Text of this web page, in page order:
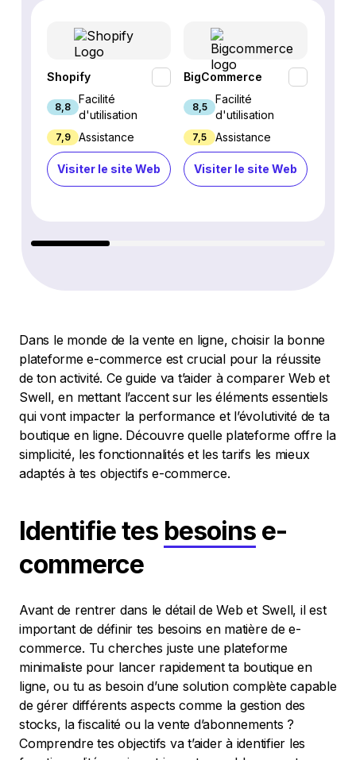
Shopify
8,8
Facilité
d'utilisation
7,9 Assistance
Visiter le site Web
BigCommerce
8,5
Facilité
d'utilisation
7,5 Assistance
Visiter le site Web
Dans le monde de la vente en ligne, choisir la bonne
plateforme e-commerce est crucial pour la réussite
de ton activité. Ce guide va t’aider à comparer Web et
Swell, en mettant l’accent sur les éléments essentiels
qui vont impacter la performance et l’évolutivité de ta
boutique en ligne. Découvre quelle plateforme offre la
simplicité, les fonctionnalités et les tarifs les mieux
adaptés à tes objectifs e-commerce.
Identifie tes besoins e-
commerce
Avant de rentrer dans le détail de Web et Swell, il est
important de définir tes besoins en matière de e-
commerce. Tu cherches juste une plateforme
minimaliste pour lancer rapidement ta boutique en
ligne, ou tu as besoin d’une solution complète capable
de gérer différents aspects comme la gestion des
stocks, la fiscalité ou la vente d’abonnements ?
Comprendre tes objectifs va t’aider à identifier les